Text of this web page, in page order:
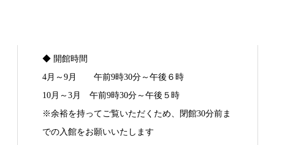
◆ 開館時間
4月～9月 午前9時30分～午後６時
10月～3月 午前9時30分～午後５時
※余裕を持ってご覧いただくため、閉館30分前ま
での入館をお願いいたします